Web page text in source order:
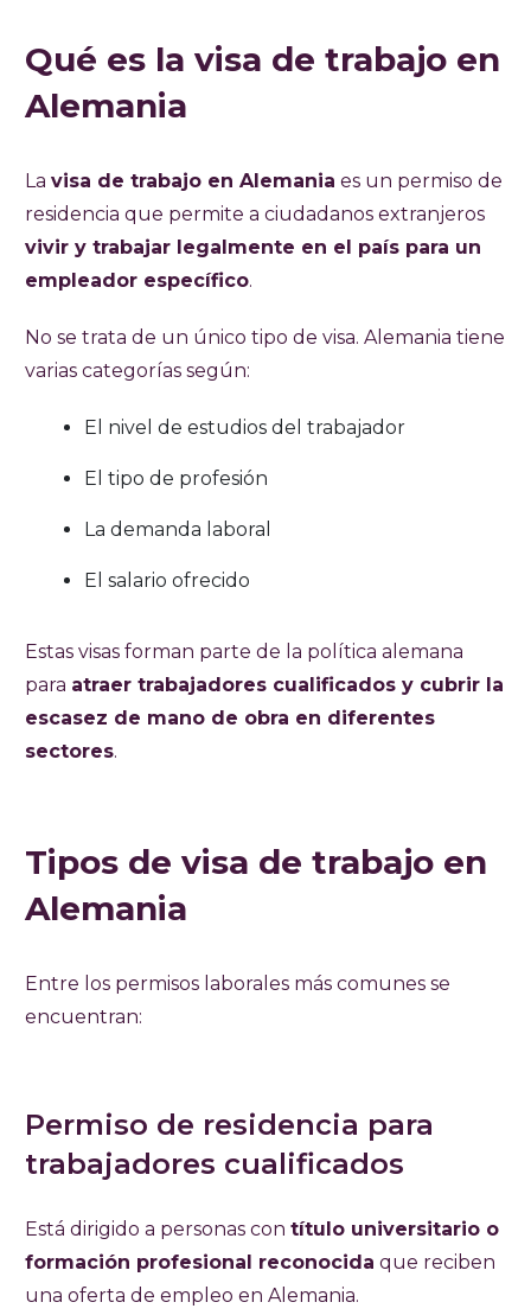
Qué es la visa de trabajo en
Alemania
La visa de trabajo en Alemania es un permiso de
residencia que permite a ciudadanos extranjeros
vivir y trabajar legalmente en el país para un
empleador específico.
No se trata de un único tipo de visa. Alemania tiene
varias categorías según:
El nivel de estudios del trabajador
El tipo de profesión
La demanda laboral
El salario ofrecido
Estas visas forman parte de la política alemana
para atraer trabajadores cualificados y cubrir la
escasez de mano de obra en diferentes
sectores.
Tipos de visa de trabajo en
Alemania
Entre los permisos laborales más comunes se
encuentran:
Permiso de residencia para
trabajadores cualificados
Está dirigido a personas con título universitario o
formación profesional reconocida que reciben
una oferta de empleo en Alemania.